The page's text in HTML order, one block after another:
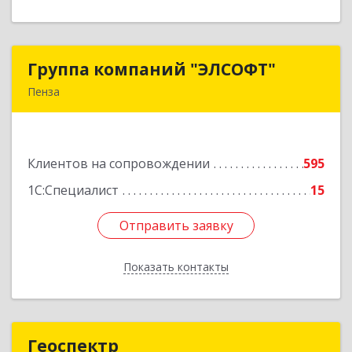
Группа компаний "ЭЛСОФТ"
Пенза
Клиентов на сопровождении
595
1С:Специалист
15
Отправить заявку
Показать контакты
Группа компаний "ЭЛСОФТ"
Подробнее
Отправить заявку
Назад
Геоспектр